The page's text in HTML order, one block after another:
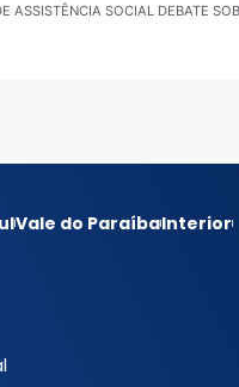
Vale do ParaíbaInterior